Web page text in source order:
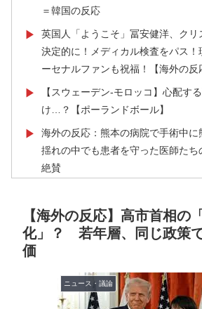
＝韓国の反応
▶
英国人「ようこそ」冨安健洋、ク
決定的に！メディカル検査をパス！
ーセナルファンも祝福！【海外の反
▶
【スウェーデン-モロッコ】心配す
け…？【ポーランドボール】
▶
海外の反応：熊本の病院で手術中
揺れの中でも患者を守った医師た
絶賛
（通算5回目・最多優勝国）」→「
に・・・もう越えられない壁にな
国は監督の問題が大きい」「日本
【海外の反応】韓国が日本による竹
して強く抗議したらしい → 「もは
【海外の反応】高市首相の
化」？ 若年層、同じ政策
価
ニュース・議論